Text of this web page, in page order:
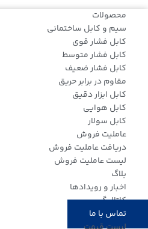
محصولات
سیم و کابل ساختمانی
کابل فشار قوی
کابل فشار متوسط
کابل فشار ضعیف
مقاوم در برابر حریق
کابل ابزار دقیق
کابل هوایی
کابل سولار
عاملیت فروش
دریافت عاملیت فروش
لیست عاملیت فروش
بلاگ
اخبار و رویدادها
کاتالوگ
تماس با ما